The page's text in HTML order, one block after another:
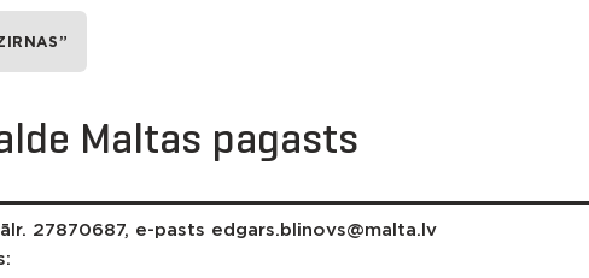
Maltas pagasts
27870687, e-pasts edgars.blinovs@malta.lv